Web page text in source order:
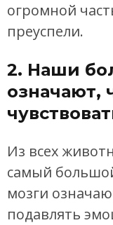
огромной
преуспели.
2. Наши
означают,
Из всех
самый
мозги
подавлять